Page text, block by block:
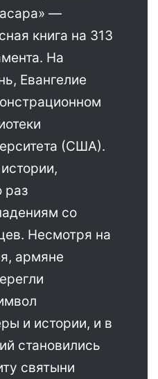
—
книга на 313
На
Евангелие
(США).
раз
со
Несмотря на
армяне
и истории, и в
становились
святыни